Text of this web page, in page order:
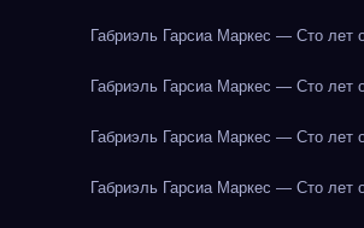
Габриэль Гарсиа Маркес — Сто лет
Габриэль Гарсиа Маркес — Сто лет
Габриэль Гарсиа Маркес — Сто лет
Габриэль Гарсиа Маркес — Сто лет